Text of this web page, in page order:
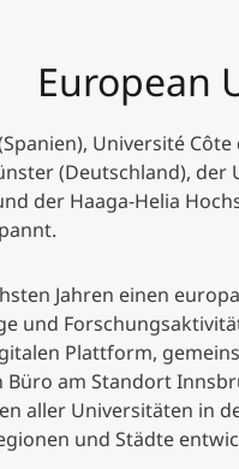
European
Université
(Deutschland),
der Haaga-Helia
Jahren einen
und
Plattform,
am Standort
aller Universitäten in
und Städte